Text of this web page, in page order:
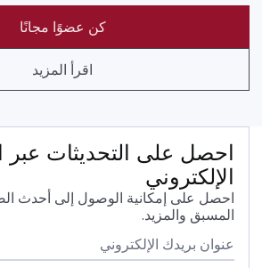
كن عضوًا مجانًا
اقرأ المزيد
احصل على التحديثات عبر
الإلكتروني
احصل على إمكانية الوصول إلى أحدث
المسبق والمزيد.